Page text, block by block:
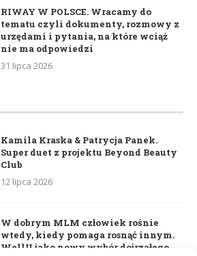
RIWAY W POLSCE. Wracamy do
tematu czyli dokumenty, rozmowy z
urzędami i pytania, na które wciąż
nie ma odpowiedzi
31 lipca 2026
Kamila Kraska & Patrycja Panek.
Super duet z projektu Beyond Beauty
Club
12 lipca 2026
W dobrym MLM człowiek rośnie
wtedy, kiedy pomaga rosnąć innym.
WellU jako nowy wybór dojrzałego